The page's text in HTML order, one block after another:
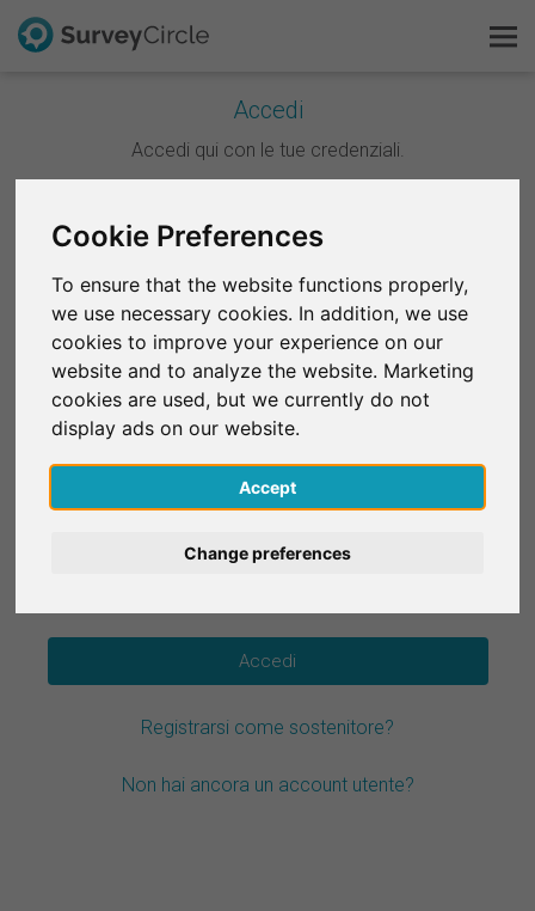
Cookie Preferences
To ensure that the website functions properly,
we use necessary cookies. In addition, we use
cookies to improve your experience on our
website and to analyze the website. Marketing
cookies are used, but we currently do not
display ads on our website.
Accept
Change preferences
Accedi
Accedi qui con le tue credenziali.
Continua con Google
Continua con Facebook
OPPURE
E-mail*
Password*
Registrarsi come sostenitore?
Non hai ancora un account utente?
Questo è SurveyCircle
FAQ
Registrati gratis
Accedi
English
Deutsch
Español
Français